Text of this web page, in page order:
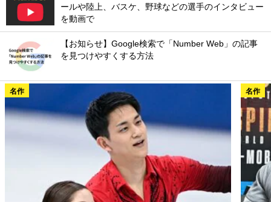
ールや陸上、バスケ、野球などの選手のインタビュー
を動画で
【お知らせ】Google検索で「Number Web」の記事
を見つけやすくする方法
名作 名作